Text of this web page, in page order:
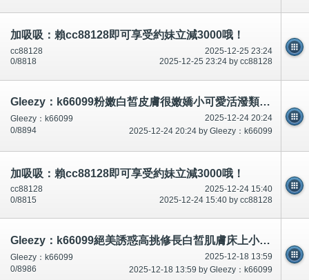
加吸吸：賴cc88128即可享受約妹立減3000哦！
2025-12-25 23:24
cc88128
2025-12-25 23:24 by cc88128
0/8818
Gleezy：k66099粉嫩白皙皮膚很嫩嬌小可愛活潑類型妹妹是第一次體驗喲
2025-12-24 20:24
Gleezy：k66099
2025-12-24 20:24 by Gleezy：k66099
0/8894
加吸吸：賴cc88128即可享受約妹立減3000哦！
2025-12-24 15:40
cc88128
2025-12-24 15:40 by cc88128
0/8815
Gleezy：k66099絕美誘惑高挑修長白皙肌膚床上小妖精 大膽開放回頭率爆表
2025-12-18 13:59
Gleezy：k66099
2025-12-18 13:59 by Gleezy：k66099
0/8986